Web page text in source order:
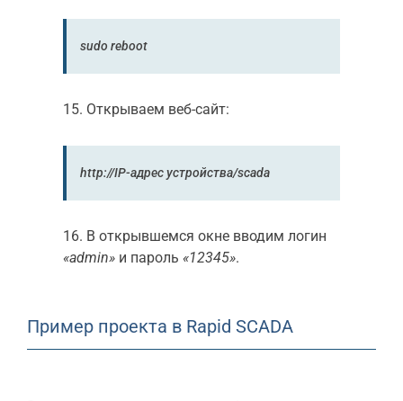
sudo reboot
15. Открываем веб-сайт:
http://IP-адрес устройства/scada
16. В открывшемся окне вводим логин
«admin» и пароль «12345».
Пример проекта в Rapid SCADA